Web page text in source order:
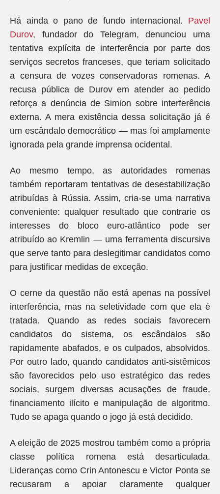
Há ainda o pano de fundo internacional. Pavel
Durov, fundador do Telegram, denunciou uma
tentativa explícita de interferência por parte dos
serviços secretos franceses, que teriam solicitado
a censura de vozes conservadoras romenas. A
recusa pública de Durov em atender ao pedido
reforça a denúncia de Simion sobre interferência
externa. A mera existência dessa solicitação já é
um escândalo democrático — mas foi amplamente
ignorada pela grande imprensa ocidental.
Ao mesmo tempo, as autoridades romenas
também reportaram tentativas de desestabilização
atribuídas à Rússia. Assim, cria-se uma narrativa
conveniente: qualquer resultado que contrarie os
interesses do bloco euro-atlântico pode ser
atribuído ao Kremlin — uma ferramenta discursiva
que serve tanto para deslegitimar candidatos como
para justificar medidas de exceção.
O cerne da questão não está apenas na possível
interferência, mas na seletividade com que ela é
tratada. Quando as redes sociais favorecem
candidatos do sistema, os escândalos são
rapidamente abafados, e os culpados, absolvidos.
Por outro lado, quando candidatos anti-sistêmicos
são favorecidos pelo uso estratégico das redes
sociais, surgem diversas acusações de fraude,
financiamento ilícito e manipulação de algoritmo.
Tudo se apaga quando o jogo já está decidido.
A eleição de 2025 mostrou também como a própria
classe política romena está desarticulada.
Lideranças como Crin Antonescu e Victor Ponta se
recusaram a apoiar claramente qualquer